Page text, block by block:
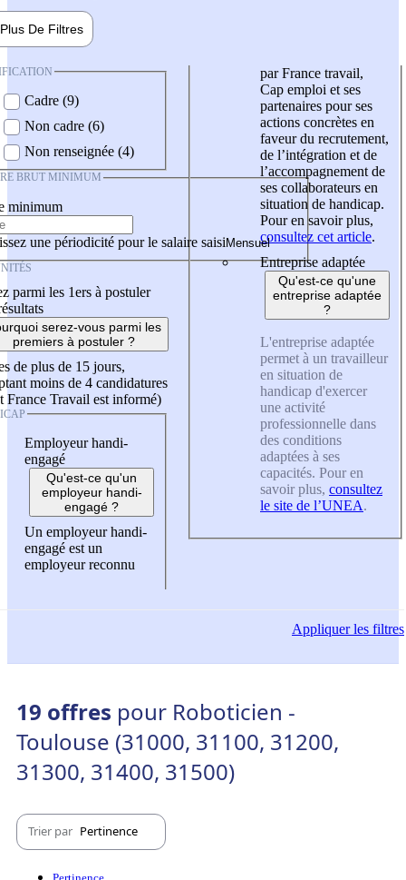
Plus De Filtres
Cadre (9)
Non cadre (6)
Non renseignée (4)
BRUT MINIMUM
minimum
une périodicité pour le salaire saisi
parmi les 1ers à postuler
serez-vous parmi les
premiers à postuler ?
de plus de 15 jours,
moins de 4 candidatures
France Travail est informé)
Employeur handi-
engagé
Qu'est-ce qu'un
employeur handi-
engagé ?
Un employeur handi-
engagé est un
employeur reconnu
par France travail,
Cap emploi et ses
partenaires pour ses
actions concrètes en
faveur du recrutement,
de l’intégration et de
l’accompagnement de
ses collaborateurs en
situation de handicap.
Pour en savoir plus,
consultez cet article.
Entreprise adaptée
Qu'est-ce qu'une
entreprise adaptée
?
L'entreprise adaptée
permet à un travailleur
en situation de
handicap d'exercer
une activité
professionnelle dans
des conditions
adaptées à ses
capacités. Pour en
savoir plus, consultez
le site de l’UNEA.
Appliquerles filtres
19 offres pour Roboticien -
Toulouse (31000, 31100, 31200,
31300, 31400, 31500)
Trier par Pertinence